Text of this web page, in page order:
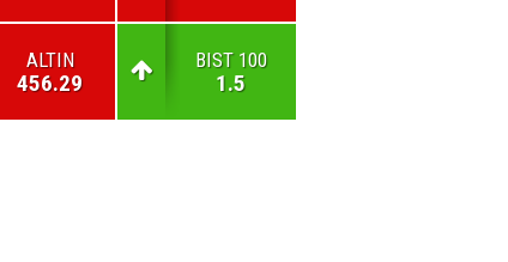
ALTIN
456.29
BIST 100
1.5